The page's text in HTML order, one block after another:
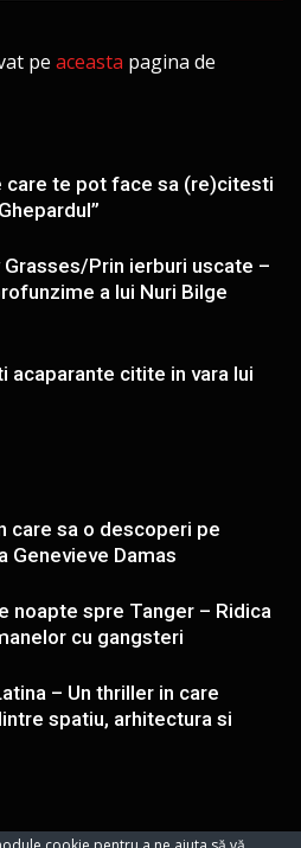
pe aceasta pagina de
care te pot face sa (re)citesti
Grasses/Prin ierburi uscate –
a lui Nuri Bilge
acaparante citite in vara lui
care sa o descoperi pe
Genevieve Damas
noapte spre Tanger – Ridica
cu gangsteri
– Un thriller in care
spatiu, arhitectura si